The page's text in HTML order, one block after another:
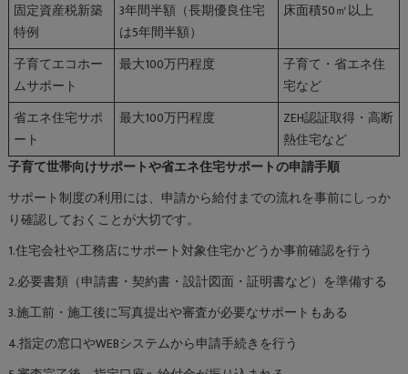
固定資産税新築
特例
3年間半額（長期優良住宅
は5年間半額）
床面積50㎡以上
子育てエコホー
ムサポート
最大100万円程度
子育て・省エネ住
宅など
省エネ住宅サポ
ート
最大100万円程度
ZEH認証取得・高断
熱住宅など
子育て世帯向けサポートや省エネ住宅サポートの申請手順
サポート制度の利用には、申請から給付までの流れを事前にしっか
り確認しておくことが大切です。
1.住宅会社や工務店にサポート対象住宅かどうか事前確認を行う
2.必要書類（申請書・契約書・設計図面・証明書など）を準備する
3.施工前・施工後に写真提出や審査が必要なサポートもある
4.指定の窓口やWEBシステムから申請手続きを行う